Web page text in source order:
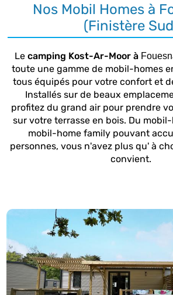
Nos Mobil Homes à
(Finistère
Lecamping Kost-Ar-Moor à
toute une gamme de mobil-homes
tous équipés pour votre confort et
Installés sur de beaux
profitez du grand air pour prendre
sur votre terrasse en bois. Du
mobil-home family pouvant
personnes, vous n'avez plus qu' à
convient.